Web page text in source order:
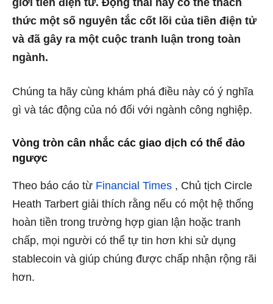
thức một số nguyên tắc cốt lõi của tiền điện tử
và đã gây ra một cuộc tranh luận trong toàn
ngành.
Chúng ta hãy cùng khám phá điều này có ý nghĩa
gì và tác động của nó đối với ngành công nghiệp.
Vòng tròn cân nhắc các giao dịch có thể đảo
ngược
Theo báo cáo từ Financial Times , Chủ tịch Circle
Heath Tarbert giải thích rằng nếu có một hệ thống
hoàn tiền trong trường hợp gian lận hoặc tranh
chấp, mọi người có thể tự tin hơn khi sử dụng
stablecoin và giúp chúng được chấp nhận rộng rãi
hơn.